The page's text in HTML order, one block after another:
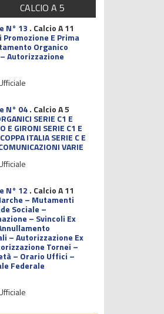
CALCIO A 5
N° 13 . Calcio A 11
E Prima
Organico
Autorizzazione
N° 04. Calcio A 5
SERIE C1 E
E GIRONI SERIE C1 E
ITALIA SERIE C E
VARIE
N° 12 . Calcio A 11
– Mutamenti
Sociale –
– Svincoli Ex
– Autorizzazione Ex
Tornei –
– Orario Uffici –
Federale